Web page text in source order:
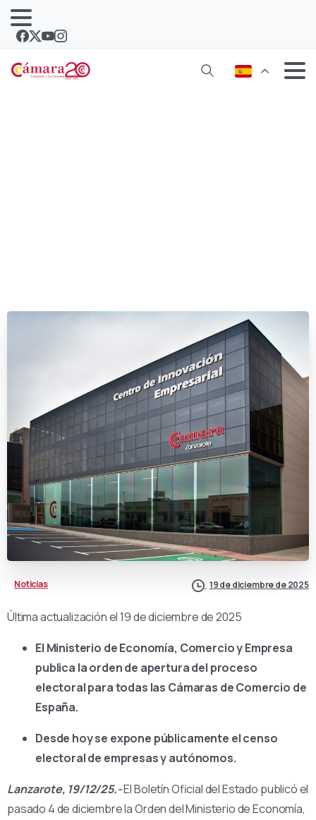
Noticias 19 de diciembre de 2025
Última actualización el 19 de diciembre de 2025
El Ministerio de Economía, Comercio y Empresa
publica la orden de apertura del proceso
electoral para todas las Cámaras de Comercio de
España.
Desde hoy se expone públicamente el censo
electoral de empresas y autónomos.
Lanzarote, 19/12/25.-El Boletín Oficial del Estado publicó el
pasado 4 de diciembre la Orden del Ministerio de Economía,